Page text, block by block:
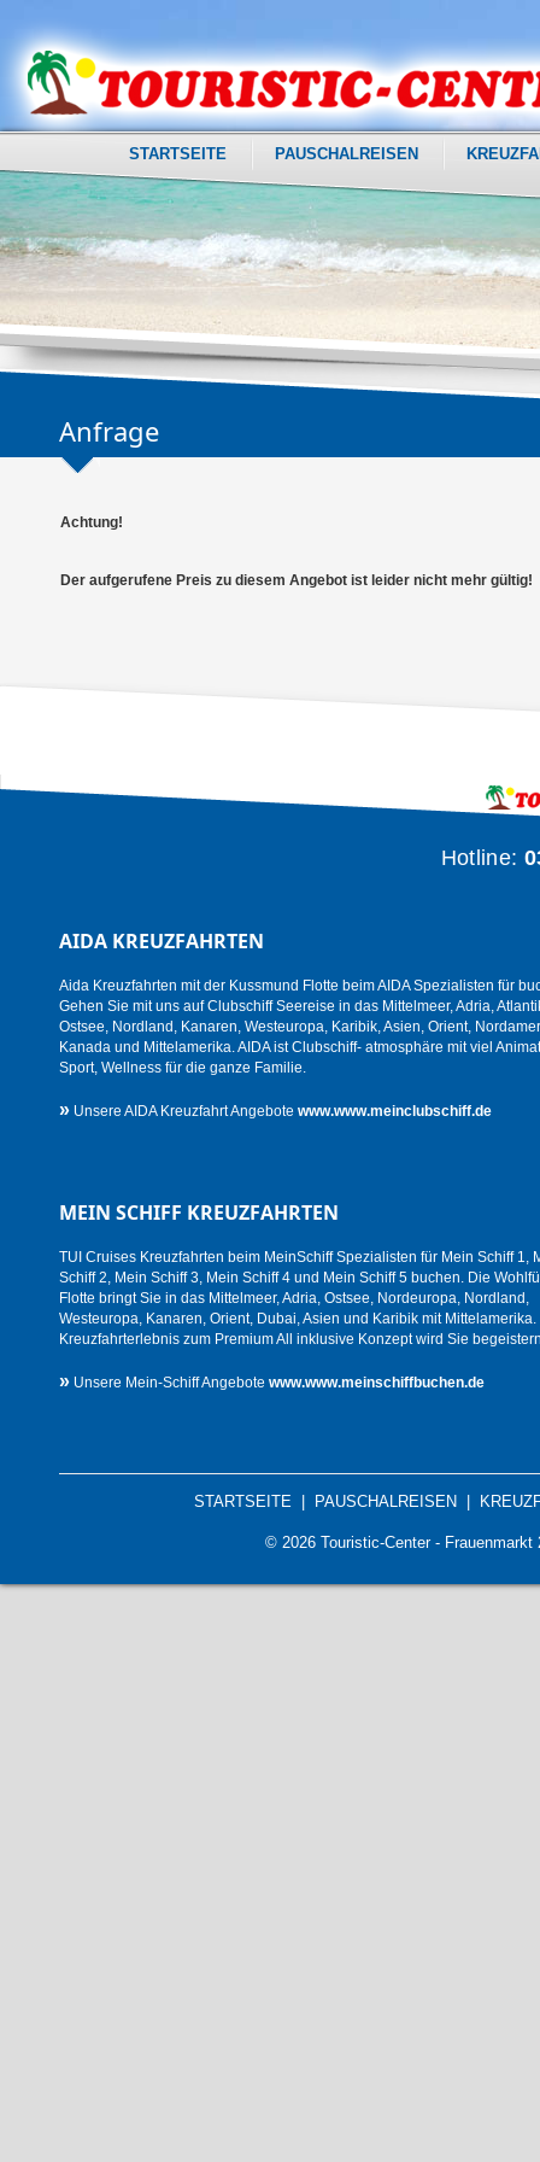
STARTSEITE PAUSCHALREISEN
Anfrage
Achtung!
Der aufgerufene Preis zu diesem Angebot ist leider nicht mehr gültig!
Hotline:
AIDA KREUZFAHRTEN
Aida Kreuzfahrten mit der Kussmund Flotte beim AIDA Spezialisten für
Gehen Sie mit uns auf Clubschiff Seereise in das Mittelmeer, Adria,
Ostsee, Nordland, Kanaren, Westeuropa, Karibik, Asien, Orient,
Kanada und Mittelamerika. AIDA ist Clubschiff- atmosphäre mit viel
Sport, Wellness für die ganze Familie.
» Unsere AIDA Kreuzfahrt Angebote www.www.meinclubschiff.de
MEIN SCHIFF KREUZFAHRTEN
TUI Cruises Kreuzfahrten beim MeinSchiff Spezialisten für Mein Schiff 1,
Schiff 2, Mein Schiff 3, Mein Schiff 4 und Mein Schiff 5 buchen. Die
Flotte bringt Sie in das Mittelmeer, Adria, Ostsee, Nordeuropa, Nordland,
Westeuropa, Kanaren, Orient, Dubai, Asien und Karibik mit Mittelamerika.
Kreuzfahrterlebnis zum Premium All inklusive Konzept wird Sie
» Unsere Mein-Schiff Angebote www.www.meinschiffbuchen.de
STARTSEITE| PAUSCHALREISEN
© 2026 Touristic-Center -